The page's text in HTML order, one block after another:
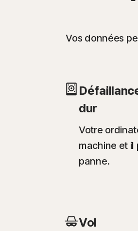
Vos données
dur
Votre
machine et il
panne.
Vol